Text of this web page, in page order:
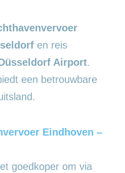
en reis
Airport.
een betrouwbare
Eindhoven –
goedkoper om via